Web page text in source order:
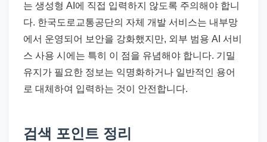
는 생성형 AI에 직접 입력하지 않도록 주의해야 합니
다. 한국도로교통공단의 자체 개발 서비스는 내부망
에서 운영되어 보안을 강화했지만, 외부 범용 AI 서비
스 사용 시에는 특히 이 점을 유념해야 합니다. 기밀
유지가 필요한 정보는 익명화하거나 일반적인 용어
로 대체하여 입력하는 것이 안전합니다.
검색 포인트 정리